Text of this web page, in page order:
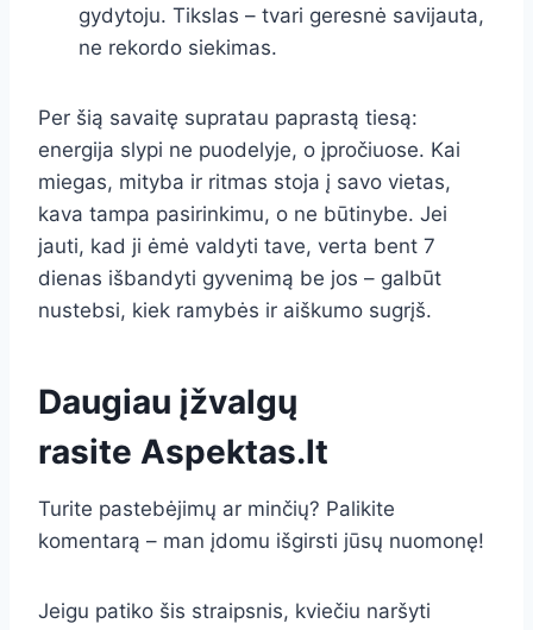
gydytoju. Tikslas – tvari geresnė savijauta,
ne rekordo siekimas.
Per šią savaitę supratau paprastą tiesą:
energija slypi ne puodelyje, o įpročiuose. Kai
miegas, mityba ir ritmas stoja į savo vietas,
kava tampa pasirinkimu, o ne būtinybe. Jei
jauti, kad ji ėmė valdyti tave, verta bent 7
dienas išbandyti gyvenimą be jos – galbūt
nustebsi, kiek ramybės ir aiškumo sugrįš.
Daugiau įžvalgų
rasite Aspektas.lt
Turite pastebėjimų ar minčių? Palikite
komentarą – man įdomu išgirsti jūsų nuomonę!
Jeigu patiko šis straipsnis, kviečiu naršyti